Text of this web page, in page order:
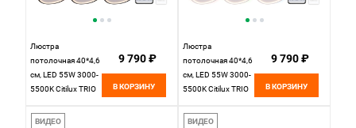
Люстра
потолочная 40*4,6
см, LED 55W 3000-
5500K Citilux ТRIO
белый/черный
9 790 ₽
В КОРЗИНУ
Люстра
потолочная 40*4,6
см, LED 55W 3000-
5500K Citilux ТRIO
белый
9 790 ₽
В КОРЗИНУ
ВИДЕО ВИДЕО